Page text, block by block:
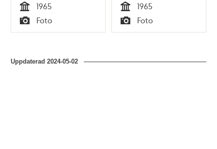
Tid
1965
Typ
Foto Tid
1965
Typ
Foto
Uppdaterad2024-05-02